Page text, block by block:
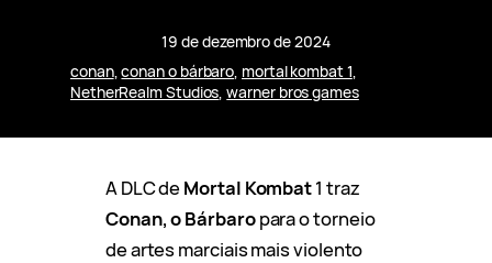
19 de dezembro de 2024
conan, conan o bárbaro, mortal kombat 1
NetherRealm Studios, warner bros games
A DLC deMortal Kombat1 traz
Conan, o Bárbaropara o torneio
de artes marciais mais violento